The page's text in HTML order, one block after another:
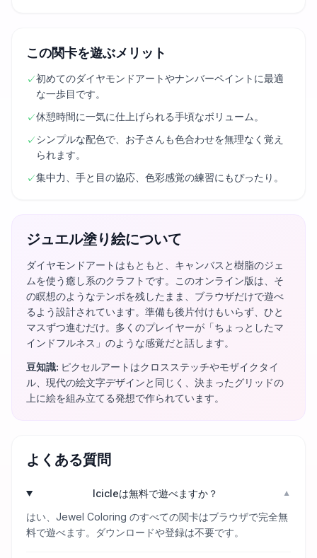
この関卡を遊ぶメリット
✓初めてのダイヤモンドアートやナンバーペイントに最適
な一歩目です。
✓休憩時間に一気に仕上げられる手頃なボリューム。
✓シンプルな配色で、お子さんも色合わせを無理なく覚え
られます。
✓集中力、手と目の協応、色彩感覚の練習にもぴったり。
ジュエル塗り絵について
ダイヤモンドアートはもともと、キャンバスと樹脂のジェ
ムを使う癒し系のクラフトです。このオンライン版は、そ
の瞑想のようなテンポを残したまま、ブラウザだけで遊べ
るよう設計されています。準備も後片付けもいらず、ひと
マスずつ進むだけ。多くのプレイヤーが「ちょっとしたマ
インドフルネス」のような感覚だと話します。
豆知識: ピクセルアートはクロスステッチやモザイクタイ
ル、現代の絵文字デザインと同じく、決まったグリッドの
上に絵を組み立てる発想で作られています。
よくある質問
Icicleは無料で遊べますか？ ▼
はい、Jewel Coloring のすべての関卡はブラウザで完全無
料で遊べます。ダウンロードや登録は不要です。